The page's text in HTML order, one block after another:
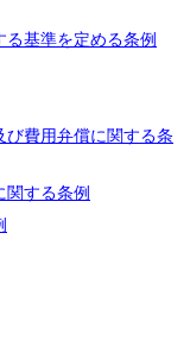
基準を定める条例
費用弁償に関する条
する条例